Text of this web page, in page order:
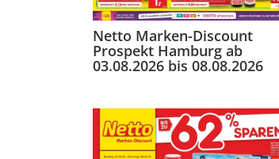
Netto Marken-Discount
Prospekt Hamburg ab
03.08.2026 bis 08.08.2026